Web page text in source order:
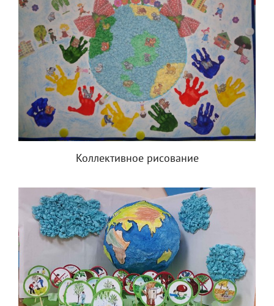
Коллективное рисование